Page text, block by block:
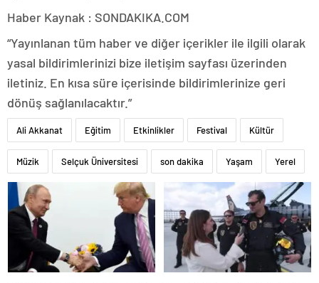
Haber Kaynak : SONDAKIKA.COM
“Yayınlanan tüm haber ve diğer içerikler ile ilgili olarak
yasal bildirimlerinizi bize iletişim sayfası üzerinden
iletiniz. En kısa süre içerisinde bildirimlerinize geri
dönüş sağlanılacaktır.”
Ali Akkanat Eğitim Etkinlikler Festival Kültür
Müzik Selçuk Üniversitesi son dakika Yaşam Yerel